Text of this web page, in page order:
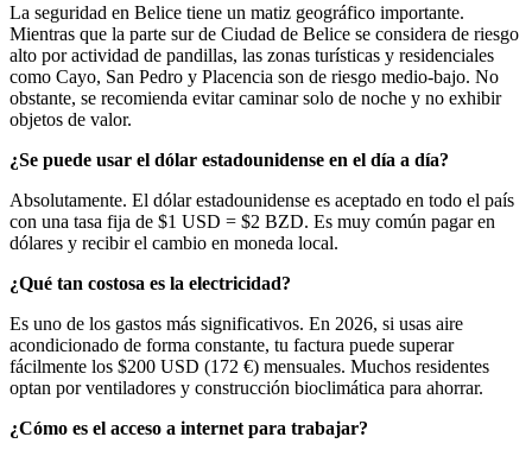
La seguridad en Belice tiene un matiz geográfico importante.
Mientras que la parte sur de Ciudad de Belice se considera de riesgo
alto por actividad de pandillas, las zonas turísticas y residenciales
como Cayo, San Pedro y Placencia son de riesgo medio-bajo. No
obstante, se recomienda evitar caminar solo de noche y no exhibir
objetos de valor.
¿Se puede usar el dólar estadounidense en el día a día?
Absolutamente. El dólar estadounidense es aceptado en todo el país
con una tasa fija de $1 USD = $2 BZD. Es muy común pagar en
dólares y recibir el cambio en moneda local.
¿Qué tan costosa es la electricidad?
Es uno de los gastos más significativos. En 2026, si usas aire
acondicionado de forma constante, tu factura puede superar
fácilmente los $200 USD (172 €) mensuales. Muchos residentes
optan por ventiladores y construcción bioclimática para ahorrar.
¿Cómo es el acceso a internet para trabajar?